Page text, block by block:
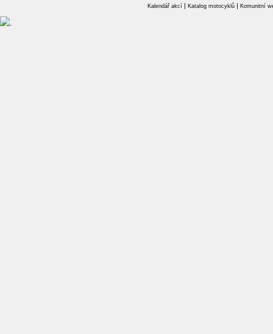
Kalendář akcí |Katalog motocyklů |Komunitní